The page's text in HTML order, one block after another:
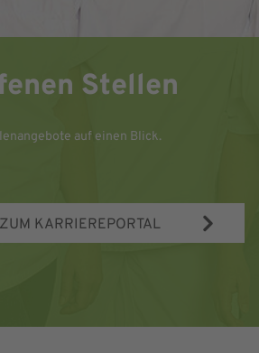
Stellen
auf einen Blick.
ZUM KARRIEREPORTAL